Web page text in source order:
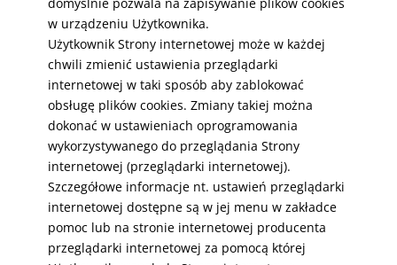
w urządzeniu Użytkownika.
Użytkownik Strony internetowej może w każdej
chwili zmienić ustawienia przeglądarki
internetowej w taki sposób aby zablokować
obsługę plików cookies. Zmiany takiej można
dokonać w ustawieniach oprogramowania
wykorzystywanego do przeglądania Strony
internetowej (przeglądarki internetowej).
Szczegółowe informacje nt. ustawień przeglądarki
internetowej dostępne są w jej menu w zakładce
pomoc lub na stronie internetowej producenta
przeglądarki internetowej za pomocą której